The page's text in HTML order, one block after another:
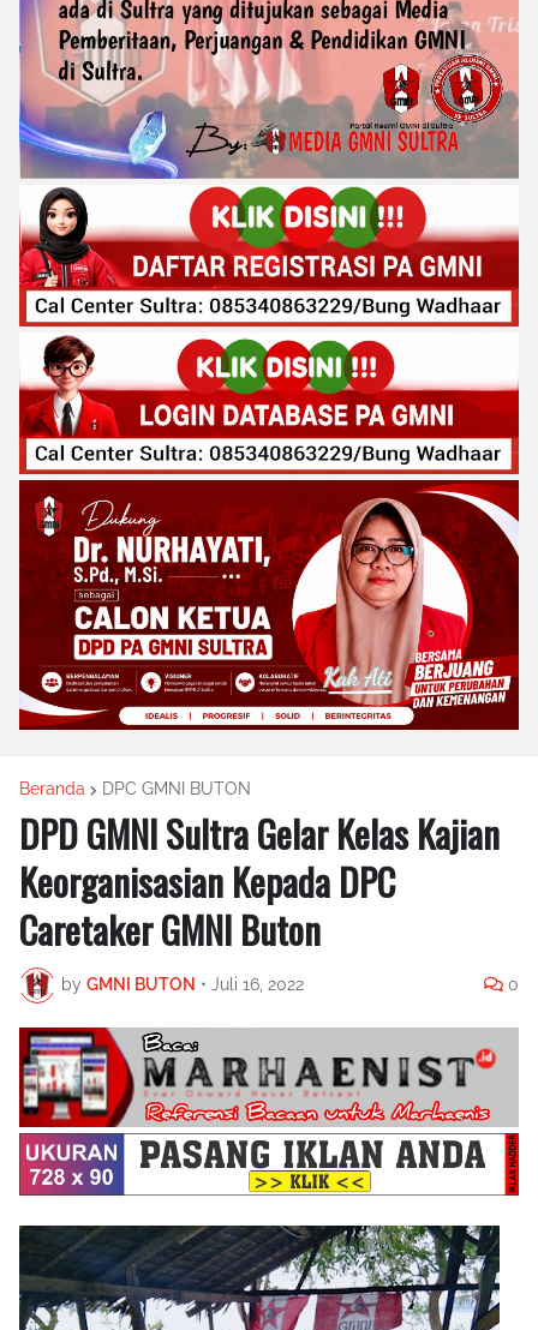
Beranda DPC GMNI BUTON
DPD GMNI Sultra Gelar Kelas Kajian
Keorganisasian Kepada DPC
Caretaker GMNI Buton
by GMNI BUTON • Juli 16, 2022 0